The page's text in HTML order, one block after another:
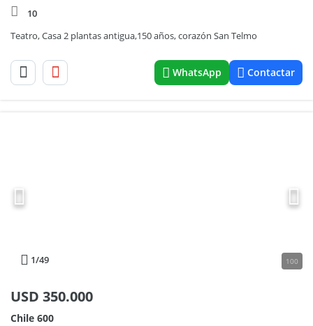
10
Teatro, Casa 2 plantas antigua,150 años, corazón San Telmo
WhatsApp Contactar
1/49 100
USD 350.000
Chile 600